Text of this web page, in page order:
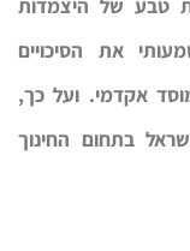
טבע של היצמדות
את הסיכויים
אקדמי. ועל כך,
בתחום החינוך